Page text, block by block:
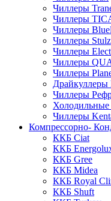
Чиллеры
Чиллеры
Чиллеры
Чиллеры Stulz
Чиллеры
Чиллеры
Чиллеры
Драйкуллеры
Чиллеры
Холодильные
Чиллеры
Компрессорно-
ККБ Ciat
ККБ
ККБ Gree
ККБ Midea
ККБ Royal
ККБ Shuft